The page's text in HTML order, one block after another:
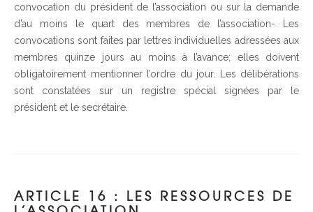
convocation du président de l’association ou sur la demande
d’au moins le quart des membres de l’association- Les
convocations sont faites par lettres individuelles adressées aux
membres quinze jours au moins à l’avance; elles doivent
obligatoirement mentionner l’ordre du jour. Les délibérations
sont constatées sur un registre spécial signées par le
président et le secrétaire.
ARTICLE 16 : LES RESSOURCES DE